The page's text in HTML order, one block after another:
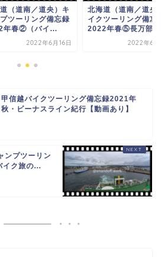
（道南／道央）キ
ツーリング備忘録
年春②（バイ...
2022年6月16日
北海道（道南／道央
イクツーリング備忘
2022年春⑤長万部
2022年6
甲信越バイクツーリング備忘録2021年
秋・ビーナスライン紀行【動画あり】
ンプツーリン
ク旅の...